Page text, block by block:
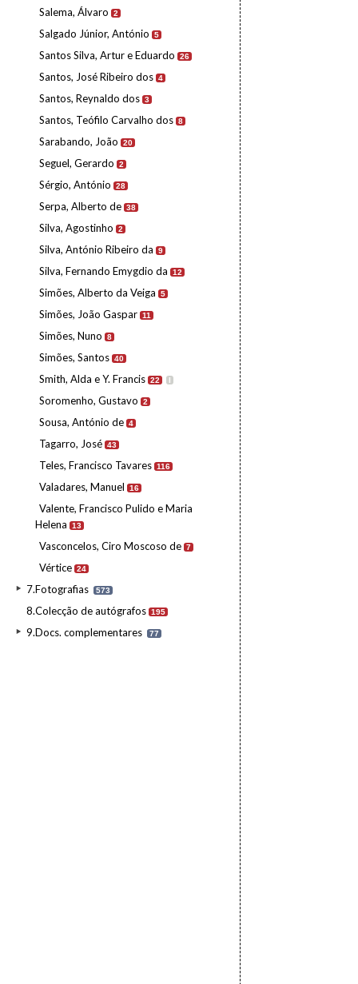
Salema, Álvaro 2
Salgado Júnior, António 5
Santos Silva, Artur e Eduardo 26
Santos, José Ribeiro dos 4
Santos, Reynaldo dos 3
Santos, Teófilo Carvalho dos 8
Sarabando, João 20
Seguel, Gerardo 2
Sérgio, António 28
Serpa, Alberto de 38
Silva, Agostinho 2
Silva, António Ribeiro da 9
Silva, Fernando Emygdio da 12
Simões, Alberto da Veiga 5
Simões, João Gaspar 11
Simões, Nuno 8
Simões, Santos 40
Smith, Alda e Y. Francis 22 I
Soromenho, Gustavo 2
Sousa, António de 4
Tagarro, José 43
Teles, Francisco Tavares 116
Valadares, Manuel 16
Valente, Francisco Pulido e Maria
Helena
13
Vasconcelos, Ciro Moscoso de 7
Vértice 24
7.Fotografias 573
8.Colecção de autógrafos 195
9.Docs. complementares 77